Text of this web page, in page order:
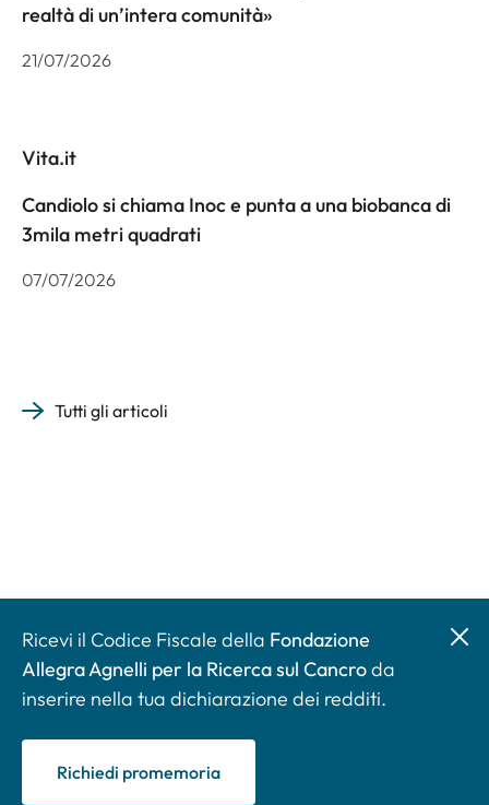
realtà di un’intera comunità»
21/07/2026
Vita.it
Candiolo si chiama Inoc e punta a una biobanca di
3mila metri quadrati
07/07/2026
Tutti gli articoli
Ricevi il Codice Fiscale della Fondazione
Allegra Agnelli per la Ricerca sul Cancroda
inserire nella tua dichiarazione dei redditi.
Richiedi promemoria